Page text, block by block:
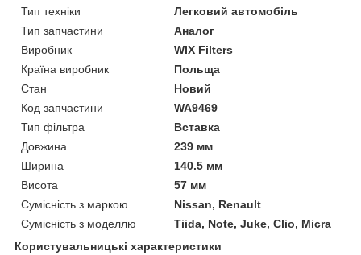
Тип техніки
Легковий автомобіль
Тип запчастини
Аналог
Виробник
WIX Filters
Країна виробник
Польща
Стан
Новий
Код запчастини
WA9469
Тип фільтра
Вставка
Довжина
239 мм
Ширина
140.5 мм
Висота
57 мм
Сумісність з маркою
Nissan, Renault
Сумісність з моделлю
Tiida, Note, Juke, Clio, Micra
Користувальницькі характеристики